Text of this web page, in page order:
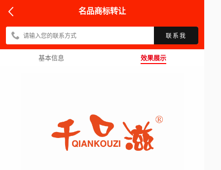
名品商标转让
联系我
基本信息 效果展示